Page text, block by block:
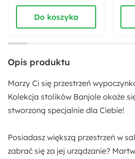
Kolor blatu:
Przezroczysty
Kolor nóżek:
Czarny
Głębokość:
69 cm
Ilość paczek:
2
Do koszyka
Opis produktu
Marzy Ci się przestrzeń
Kolekcja stolików Banjole okaże
stworzoną specjalnie dla Ciebie!
Posiadasz większą przestrzeń w
zabrać się za jej urządzanie?